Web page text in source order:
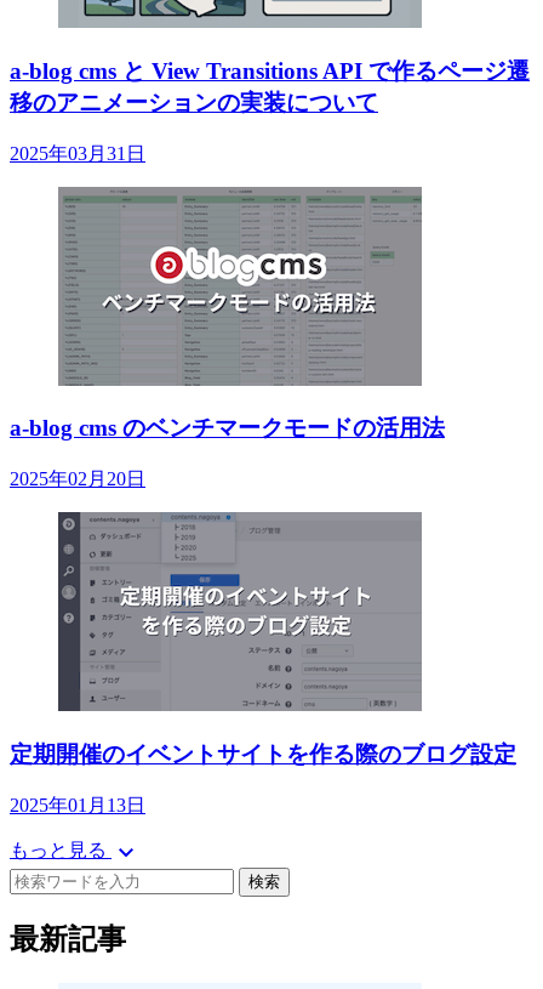
a-blog cms と View Transitions API で作るページ遷
移のアニメーションの実装について
2025年03月31日
a-blog cms のベンチマークモードの活用法
2025年02月20日
定期開催のイベントサイトを作る際のブログ設定
2025年01月13日
もっと見る expand_more
検索
最新記事